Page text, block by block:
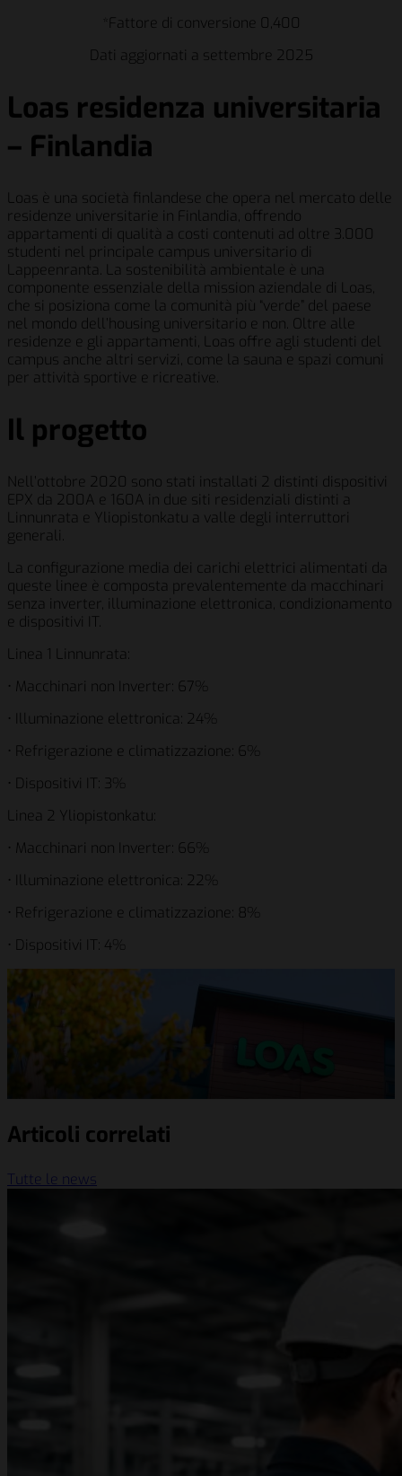
*Fattore di conversione 0,400
Dati aggiornati a settembre 2025
Loas residenza universitaria
– Finlandia
Loas è una società finlandese che opera nel mercato delle
residenze universitarie in Finlandia, offrendo
appartamenti di qualità a costi contenuti ad oltre 3.000
studenti nel principale campus universitario di
Lappeenranta. La sostenibilità ambientale è una
componente essenziale della mission aziendale di Loas,
che si posiziona come la comunità più “verde” del paese
nel mondo dell’housing universitario e non. Oltre alle
residenze e gli appartamenti, Loas offre agli studenti del
campus anche altri servizi, come la sauna e spazi comuni
per attività sportive e ricreative.
Il progetto
Nell’ottobre 2020 sono stati installati 2 distinti dispositivi
EPX da 200A e 160A in due siti residenziali distinti a
Linnunrata e Yliopistonkatu a valle degli interruttori
generali.
La configurazione media dei carichi elettrici alimentati da
queste linee è composta prevalentemente da macchinari
senza inverter, illuminazione elettronica, condizionamento
e dispositivi IT.
Linea 1 Linnunrata:
• Macchinari non Inverter: 67%
• Illuminazione elettronica: 24%
• Refrigerazione e climatizzazione: 6%
• Dispositivi IT: 3%
Linea 2 Yliopistonkatu:
• Macchinari non Inverter: 66%
• Illuminazione elettronica: 22%
• Refrigerazione e climatizzazione: 8%
• Dispositivi IT: 4%
Articoli correlati
Tutte le news